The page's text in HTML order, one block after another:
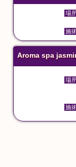
場
施
Aroma spa
場
施